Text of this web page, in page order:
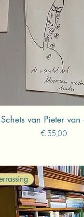
Schets van Pieter van
Prijs
€ 35,00